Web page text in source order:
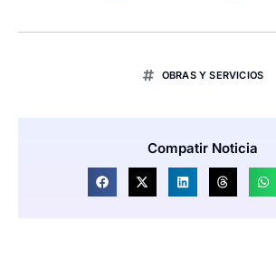
OBRAS Y SERVICIOS
Compatir Noticia